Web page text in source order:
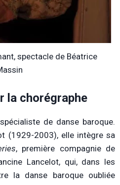
spectacle de Béatrice
la chorégraphe
de danse baroque.
(1929-2003), elle intègre sa
, première compagnie de
Lancelot, qui, dans les
la danse baroque oubliée